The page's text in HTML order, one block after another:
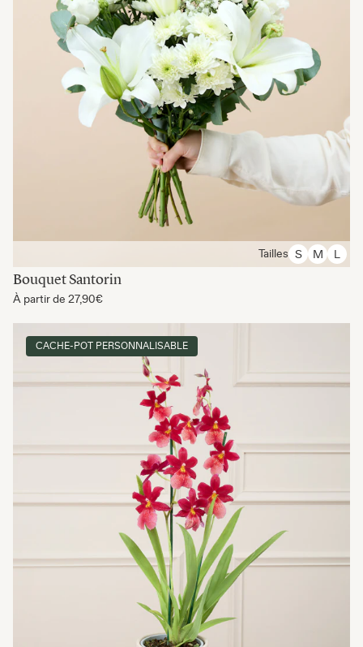
Tailles S M
Bouquet Santorin
À partir de 27,90€
CACHE-POT PERSONNALISABLE